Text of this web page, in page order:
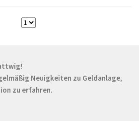
Neuigkeiten zu Geldanlage,
zu erfahren.